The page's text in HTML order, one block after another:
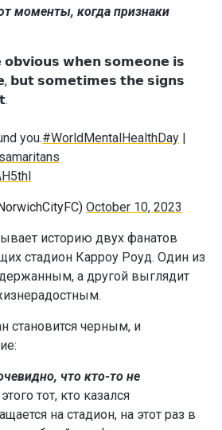
моменты, когда признаки
𝗼𝗯𝘃𝗶𝗼𝘂𝘀 𝘄𝗵𝗲𝗻 𝘀𝗼𝗺𝗲𝗼𝗻𝗲 𝗶𝘀
𝗯𝘂𝘁 𝘀𝗼𝗺𝗲𝘁𝗶𝗺𝗲𝘀 𝘁𝗵𝗲 𝘀𝗶𝗴𝗻𝘀
you.#WorldMentalHealthDay |
October 10, 2023
историю двух фанатов
стадион Карроу Роуд. Один из
а другой выглядит
становится черным, и
что кто-то не
тот, кто казался
на стадион, на этот раз в